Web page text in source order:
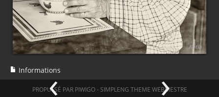
‹ ›
Informations
PROPULSÉ PAR PIWIGO- SIMPLENG THEME WEBMESTRE